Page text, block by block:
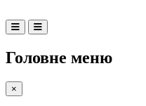
Головне меню
×